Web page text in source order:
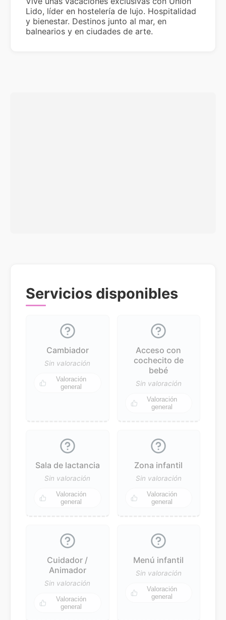
Lido, líder en hostelería de lujo. Hospitalidad
y bienestar. Destinos junto al mar, en
balnearios y en ciudades de arte.
Servicios disponibles
Cambiador
Sin valoración
Valoración
general
Acceso con
cochecito de
bebé
Sin valoración
Valoración
general
Sala de lactancia
Sin valoración
Valoración
general
Zona infantil
Sin valoración
Valoración
general
Cuidador /
Animador
Sin valoración
Valoración
general
Menú infantil
Sin valoración
Valoración
general